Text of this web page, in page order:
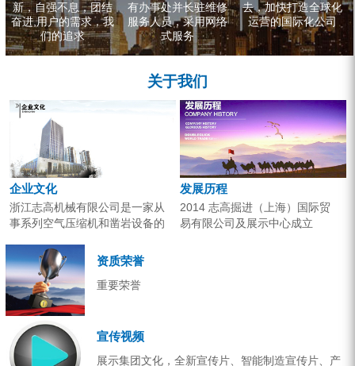
新，自强不息，团结
奋进,用户的需求，我
们的追求
有办事处并长驻维修
服务人员，采用网络
式服务
去，加快打造全球化
运营的国际化公司
关于我们
企业文化
浙江志高机械有限公司是一家从
事系列空气压缩机和凿岩设备的
的专业机构。产品广泛应用于工
业气源、各类矿山开采和工程项
目建设。企业以技术开发为核
心，...
发展历程
2014 志高掘进（上海）国际贸
易有限公司及展示中心成立
资质荣誉
重要荣誉
宣传视频
展示集团文化，全新宣传片、智能制造宣传片、产